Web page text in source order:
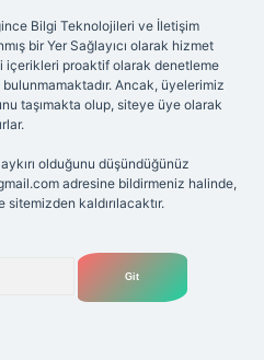
Bilgi Teknolojileri ve İletişim
bir Yer Sağlayıcı olarak hizmet
içerikleri proaktif olarak denetleme
Ancak, üyelerimiz
taşımakta olup, siteye üye olarak
olduğunu düşündüğünüz
adresine bildirmeniz halinde,
kaldırılacaktır.